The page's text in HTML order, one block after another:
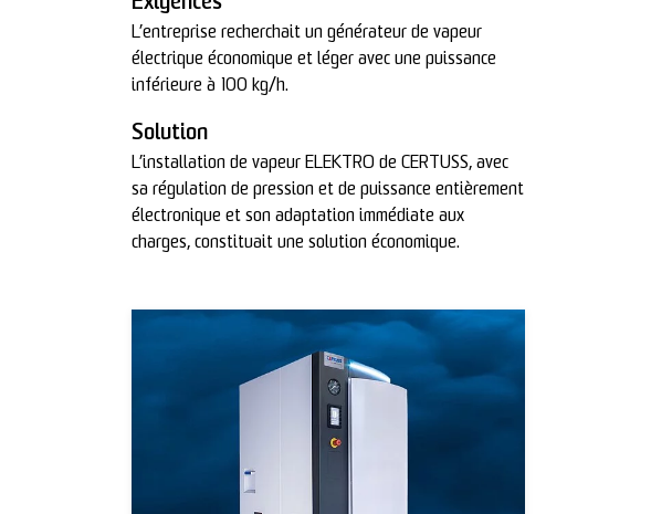
L’entreprise recherchait un générateur de vapeur
électrique économique et léger avec une puissance
inférieure à 100 kg/h.
Solution
L’installation de vapeur ELEKTRO de CERTUSS, avec
sa régulation de pression et de puissance entièrement
électronique et son adaptation immédiate aux
charges, constituait une solution économique.